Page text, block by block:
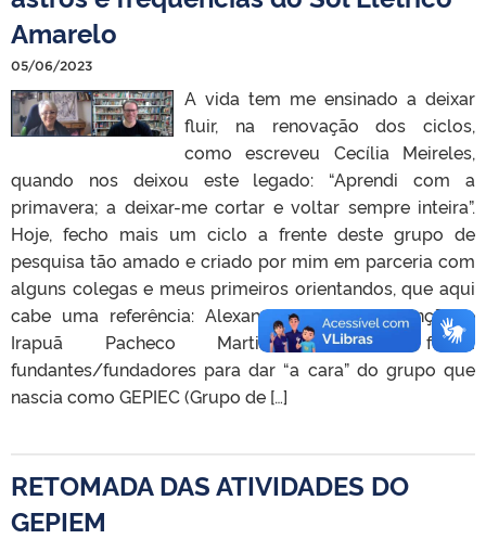
Amarelo
05/06/2023
A vida tem me ensinado a deixar
fluir, na renovação dos ciclos,
como escreveu Cecília Meireles,
quando nos deixou este legado: “Aprendi com a
primavera; a deixar-me cortar e voltar sempre inteira”.
Hoje, fecho mais um ciclo a frente deste grupo de
pesquisa tão amado e criado por mim em parceria com
alguns colegas e meus primeiros orientandos, que aqui
cabe uma referência: Alexandre Vergínio Assunção e
Irapuã Pacheco Martins. Ambos, foram
fundantes/fundadores para dar “a cara” do grupo que
nascia como GEPIEC (Grupo de […]
RETOMADA DAS ATIVIDADES DO
GEPIEM